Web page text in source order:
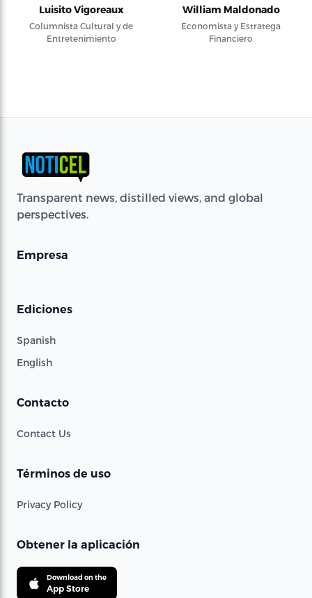
Luisito Vigoreaux
Columnista Cultural y de
Entretenimiento
William Maldonado
Economista y Estratega
Financiero
Transparent news, distilled views, and global
perspectives.
Empresa
Ediciones
Spanish
English
Contacto
Contact Us
Términos de uso
Privacy Policy
Obtener la aplicación
Download on the
App Store